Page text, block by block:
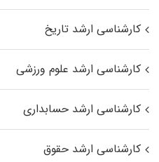
کارشناسی ارشد تاریخ
کارشناسی ارشد علوم ورزشی
کارشناسی ارشد حسابداری
کارشناسی ارشد حقوق